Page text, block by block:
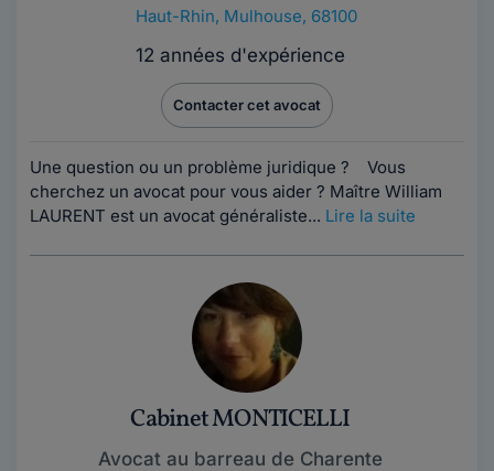
Haut-Rhin, Mulhouse, 68100
12 années d'expérience
Contacter cet avocat
Une question ou un problème juridique ? Vous
cherchez un avocat pour vous aider ? Maître William
LAURENT est un avocat généraliste... Lire la suite
Cabinet MONTICELLI
Avocat au barreau de Charente